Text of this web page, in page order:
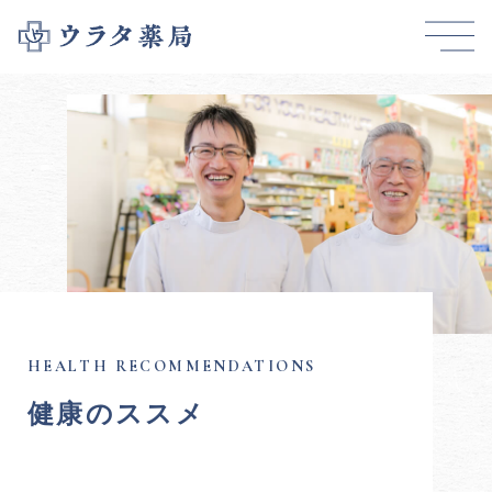
健康のススメ